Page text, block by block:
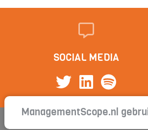
SOCIAL MEDIA
Contact
ManagementScope.nl